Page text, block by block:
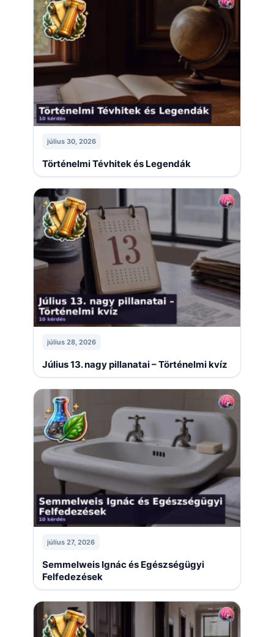
július 30, 2026
Történelmi Tévhitek és Legendák
július 28, 2026
Július 13. nagy pillanatai – Történelmi kvíz
július 27, 2026
Semmelweis Ignác és Egészségügyi
Felfedezések